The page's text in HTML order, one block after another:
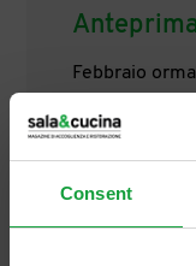
Consent
Febbraio
di eventi si è
Siena, tra il
[…]